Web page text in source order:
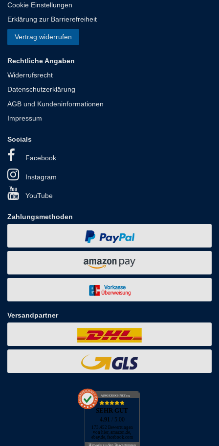
Cookie Einstellungen
Erklärung zur Barrierefreiheit
Vertrag widerrufen
Rechtliche Angaben
Widerrufsrecht
Datenschutzerklärung
AGB und Kundeninformationen
Impressum
Socials
Facebook
Instagram
YouTube
Zahlungsmethoden
Versandpartner
AUSGEZEICHNET.org
SEHR GUT
4.91 / 5.00
173.452 Bewertungen
von hier, amazon.de,
ebay.de, facebook.com